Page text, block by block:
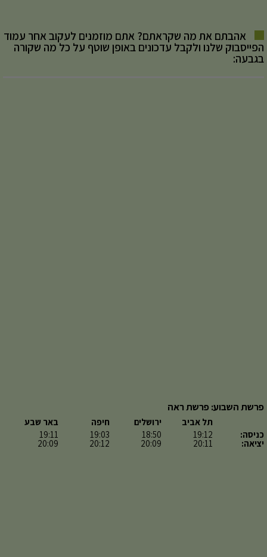
אהבתם את מה שקראתם? אתם מוזמנים לעקוב אחר עמוד
הפייסבוק שלנו ולקבל עדכונים באופן שוטף על כל מה שקורה
בגבעה:
פרשת השבוע: פרשת ראה
כניסה:
יציאה:
תל אביב
19:12
20:11
ירושלים
18:50
20:09
חיפה
19:03
20:12
באר שבע
19:11
20:09